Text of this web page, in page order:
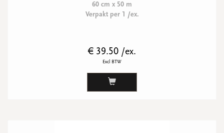
60 cm x 50 m
Verpakt per 1 /ex.
€ 39.50 /ex.
Excl BTW